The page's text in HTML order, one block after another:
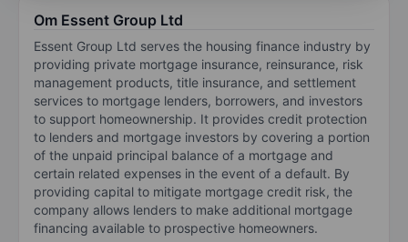
Om Essent Group Ltd
Essent Group Ltd serves the housing finance industry by
providing private mortgage insurance, reinsurance, risk
management products, title insurance, and settlement
services to mortgage lenders, borrowers, and investors
to support homeownership. It provides credit protection
to lenders and mortgage investors by covering a portion
of the unpaid principal balance of a mortgage and
certain related expenses in the event of a default. By
providing capital to mitigate mortgage credit risk, the
company allows lenders to make additional mortgage
financing available to prospective homeowners.